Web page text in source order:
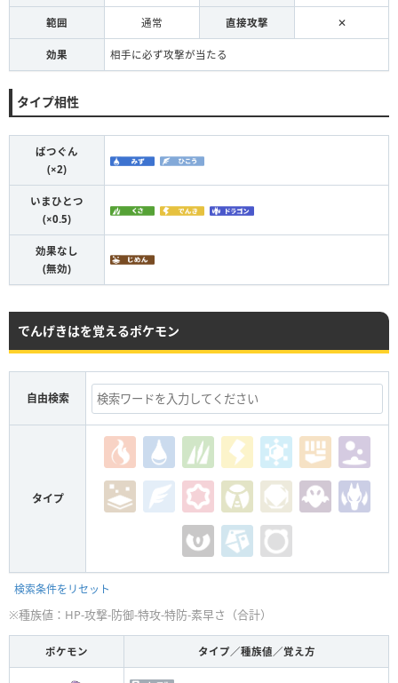
範囲 通常 直接攻撃 ✕
効果 相手に必ず攻撃が当たる
タイプ相性
ばつぐん
(×2)
いまひとつ
(×0.5)
効果なし
(無効)
でんげきはを覚えるポケモン
自由検索
タイプ
検索条件をリセット
※種族値：HP-攻撃-防御-特攻-特防-素早さ（合計）
ポケモン タイプ／種族値／覚え方